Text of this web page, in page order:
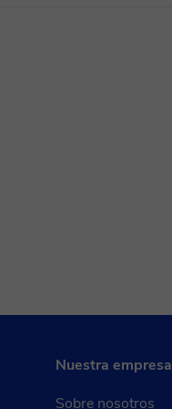
Nuestra empresa
Sobre nosotros